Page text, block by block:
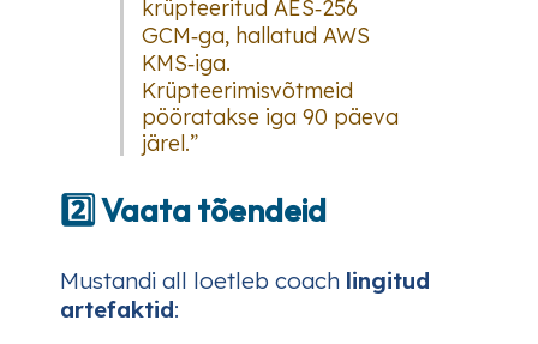
krüpteeritud AES‑256
GCM‑ga, hallatud AWS
KMS‑iga.
Krüpteerimisvõtmeid
pööratakse iga 90 päeva
järel.”
2️⃣ Vaata tõendeid
Mustandi all loetleb coach lingitud
artefaktid: